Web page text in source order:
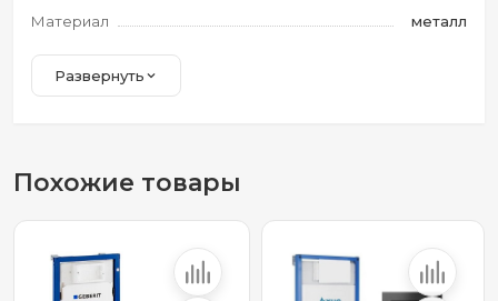
Материал
металл
Развернуть
Похожие товары